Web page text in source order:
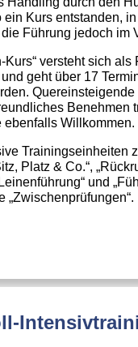
Kurs entstanden,
Führung jedoch im
Kurs“ versteht sich als
geht über 17
Benehmen
ebenfalls Willkommen.
Trainingseinheiten
Platz & Co.“,
und
„Zwischenprüfungen“.